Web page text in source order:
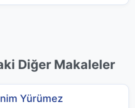
Diğer Makaleler
Yürümez